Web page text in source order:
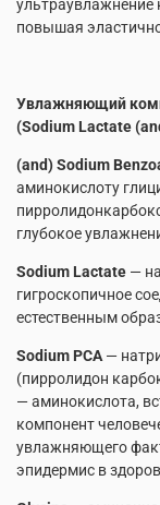
ультраувлажнение
повышая
Увлажняющий
(Sodium Lactate(
(and)Sodium
аминокислоту
глубокое
Sodium Lactate —
гигроскопичное
естественным
Sodium PCA —
(пирролидон
— аминокислота,
компонент
увлажняющего
эпидермис в